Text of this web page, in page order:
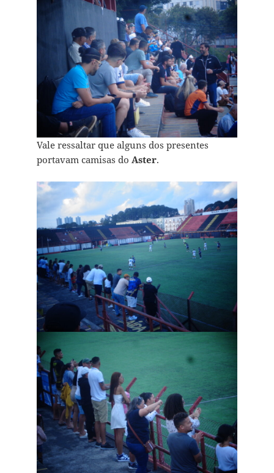
Vale ressaltar que alguns dos presentes
portavam camisas do Aster.